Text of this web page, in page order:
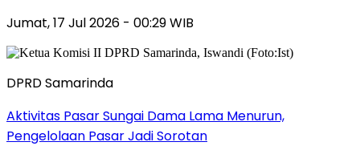
Jumat, 17 Jul 2026 - 00:29 WIB
DPRD Samarinda
Aktivitas Pasar Sungai Dama Lama Menurun,
Pengelolaan Pasar Jadi Sorotan